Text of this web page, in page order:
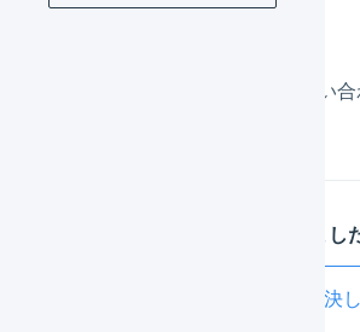
右下のチャットよりお問い
この記事は役に立ちまし
解決